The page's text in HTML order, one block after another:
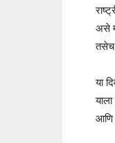
असे
तसेच
या
आणि